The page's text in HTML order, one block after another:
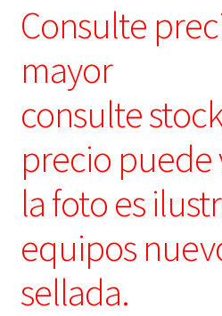
Consulte
mayor
consulte
precio puede
la foto es
equipos
sellada.